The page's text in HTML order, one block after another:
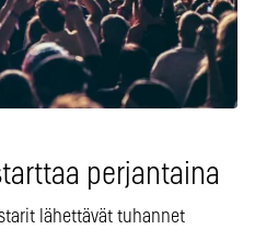
perjantaina
lähettävät tuhannet